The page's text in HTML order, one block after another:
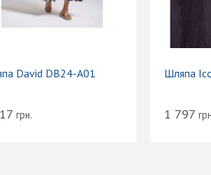
David DB24-A01
грн.
Шляпа
1 797